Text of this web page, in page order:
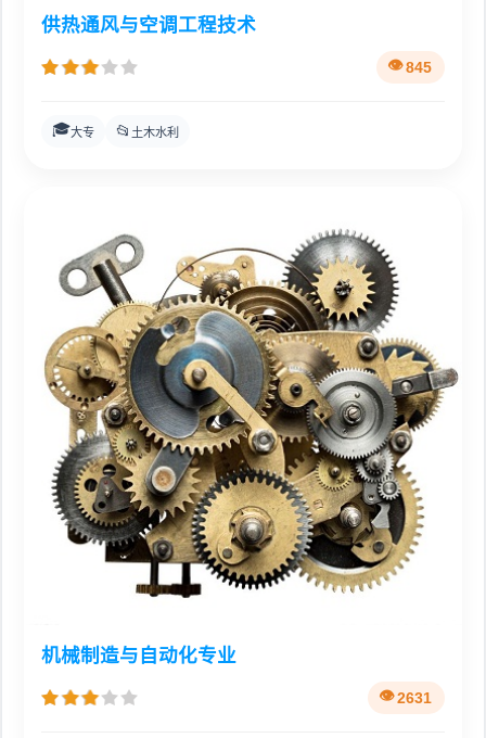
供热通风与空调工程技术
845
🎓大专 📂 土木水利
机械制造与自动化专业
2631